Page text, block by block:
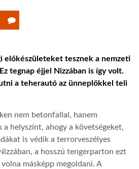
előkészületeket tesznek a nemzeti
tegnap éjjel Nizzában is így volt.
a teherautó az ünneplőkkel teli
nem betonfallal, hanem
helyszínt, ahogy a követségeket,
is védik a terrorveszélyes
a hosszú tengerparton ezt
másképp megoldani. A